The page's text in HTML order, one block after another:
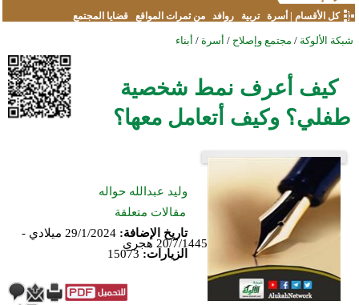
كل الأقسام أسرة تربية روافد من ثمرات المواقع قضايا المجتمع
شبكة الألوكة / مجتمع وإصلاح / أسرة / أبناء
كيف أعرف نمط شخصية
طفلي؟ وكيف أتعامل معها؟
وليد عبدالله حواله
مقالات متعلقة
تاريخ الإضافة:
29/1/2024 ميلادي -
20/7/1445 هجري
الزيارات: 15073